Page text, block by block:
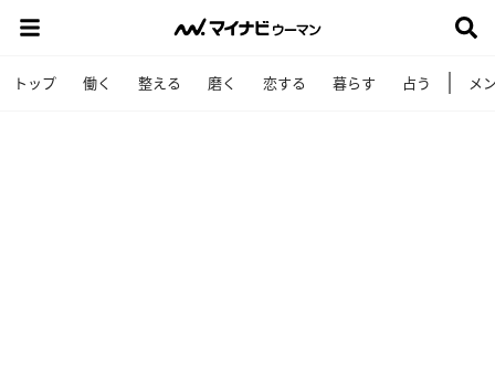
トップ 働く 整える 磨く 恋する 暮らす 占う メ